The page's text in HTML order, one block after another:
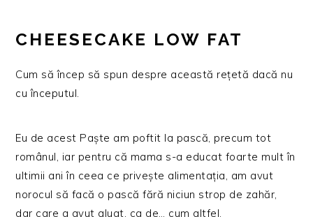
CHEESECAKE LOW FAT
Cum să încep să spun despre această rețetă dacă nu
cu începutul.
Eu de acest Paște am poftit la pască, precum tot
românul, iar pentru că mama s-a educat foarte mult în
ultimii ani în ceea ce privește alimentația, am avut
norocul să facă o pască fără niciun strop de zahăr,
dar care a avut aluat, ca de… cum altfel.